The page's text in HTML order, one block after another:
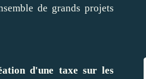
de grands projets
d'une taxe sur les